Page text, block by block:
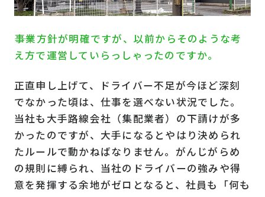
――事業方針が明確ですが、以前からそのような考
え方で運営していらっしゃったのですか。
正直申し上げて、ドライバー不足が今ほど深刻
でなかった頃は、仕事を選べない状況でした。
当社も大手路線会社（集配業者）の下請けが多
かったのですが、大手になるとやはり決められ
たルールで動かねばなりません。がんじがらめ
の規則に縛られ、当社のドライバーの強みや得
意を発揮する余地がゼロとなると、社員も「何も